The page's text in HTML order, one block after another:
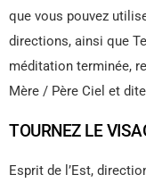
que vous pouvez
directions, ainsi que
méditation terminée,
Mère / Père Ciel et
TOURNEZ LE
Esprit de l’Est,